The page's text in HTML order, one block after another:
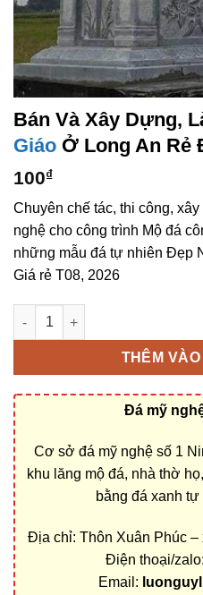
Bán Và Xây Dựng,
Giáo Ở Long An Rẻ
100₫
Chuyên chế tác, thi công,
nghệ cho công trình Mộ đá
những mẫu đá tự nhiên Đẹp
Giá rẻ T08, 2026
Bán và xây dựng, làm Mộ đá
THÊM
Đá mỹ
Cơ sở đá mỹ nghệ số 1
khu lăng mộ đá, nhà thờ
bằng đá xanh
Địa chỉ: Thôn Xuân Phúc
Điện thoại/zalo:
Email: